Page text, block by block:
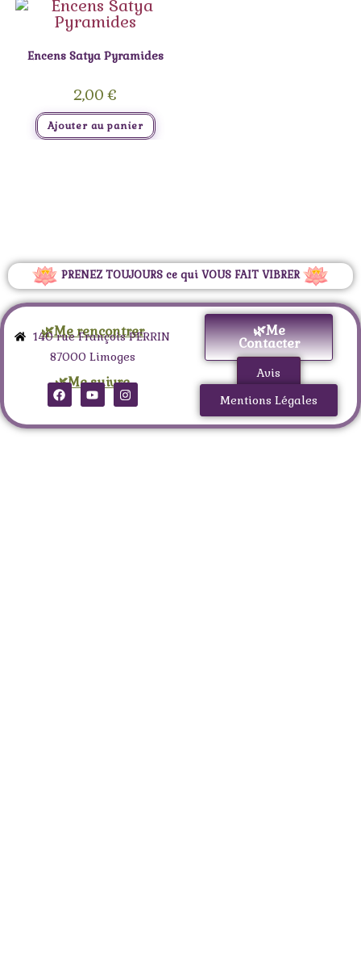
Encens Satya Pyramides
2,00€
Ajouter au panier
PRENEZ TOUJOURS ce qui VOUS FAIT VIBRER
🌿Me rencontrer
140 rue François PERRIN
87000 Limoges
🌿Me
Contacter
🌿Me suivre
Avis
Mentions Légales